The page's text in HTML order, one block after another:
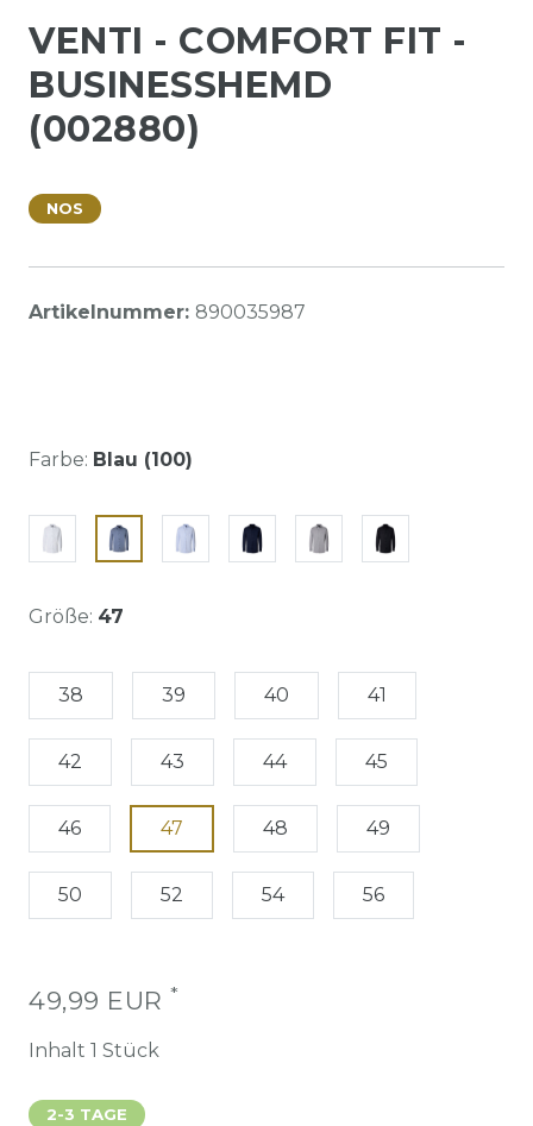
VENTI - COMFORT FIT -
BUSINESSHEMD
(002880)
NOS
Artikelnummer: 890035987
Farbe: Blau (100)
Größe: 47
38 39 40 41
42 43 44 45
46 47 48 49
50 52 54 56
49,99 EUR *
Inhalt 1 Stück
2-3 TAGE